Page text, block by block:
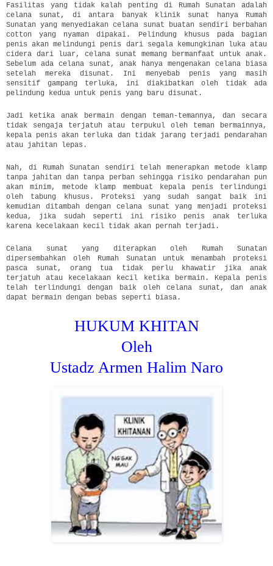
Fasilitas yang tidak kalah penting di Rumah Sunatan adalah
celana sunat, di antara banyak klinik sunat hanya Rumah
Sunatan yang menyediakan celana sunat buatan sendiri berbahan
cotton yang nyaman dipakai. Pelindung khusus pada bagian
penis akan melindungi penis dari segala kemungkinan luka atau
cidera dari luar, celana sunat memang bermanfaat untuk anak.
Sebelum ada celana sunat, anak hanya mengenakan celana biasa
setelah mereka disunat. Ini menyebab penis yang masih
sensitif gampang terluka, ini diakibatkan oleh tidak ada
pelindung kedua untuk penis yang baru disunat.
Jadi ketika anak bermain dengan teman-temannya, dan secara
tidak sengaja terjatuh atau terpukul oleh teman bermainnya,
kepala penis akan terluka dan tidak jarang terjadi pendarahan
atau jahitan lepas.
Nah, di Rumah Sunatan sendiri telah menerapkan metode klamp
tanpa jahitan dan tanpa perban sehingga risiko pendarahan pun
akan minim, metode klamp membuat kepala penis terlindungi
oleh tabung khusus. Proteksi yang sudah sangat baik ini
kemudian ditambah dengan celana sunat yang menjadi proteksi
kedua, jika sudah seperti ini risiko penis anak terluka
karena kecelakaan kecil tidak akan pernah terjadi.
Celana sunat yang diterapkan oleh Rumah Sunatan
dipersembahkan oleh Rumah Sunatan untuk menambah proteksi
pasca sunat, orang tua tidak perlu khawatir jika anak
terjatuh atau kecelakaan kecil ketika bermain. Kepala penis
telah terlindungi dengan baik oleh celana sunat, dan anak
dapat bermain dengan bebas seperti biasa.
HUKUM KHITAN
Oleh
Ustadz Armen Halim Naro